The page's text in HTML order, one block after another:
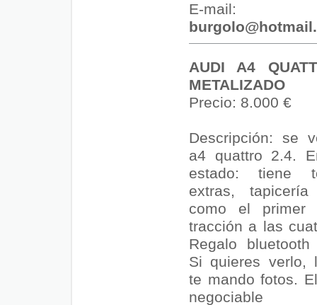
E-mail:
AUDI A4
METALIZADO
Precio: 8.000 €
Descripción: se
a4 quattro 2.4.
estado: tiene
extras,
como el primer
tracción a las
Regalo bluetooth
Si quieres verlo,
te mando fotos.
negociable